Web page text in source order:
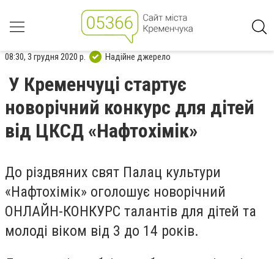
08:30, 3 грудня 2020 р. Надійне джерело
У Кременчуці стартує
новорічний конкурс для дітей
від ЦКСД «Нафтохімік»
До різдвяних свят Палац культури
«Нафтохімік» оголошує новорічний
ОНЛАЙН-КОНКУРС талантів для дітей та
молоді віком від 3 до 14 років.